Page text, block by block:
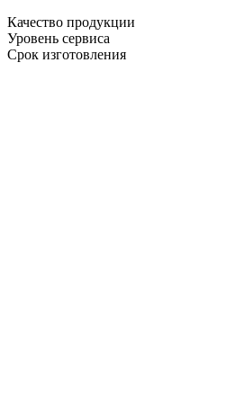
Качество продукции
Уровень сервиса
Срок изготовления